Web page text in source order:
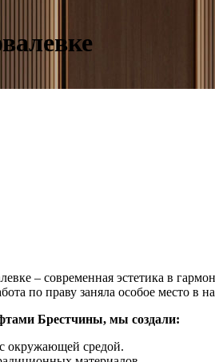
– современная эстетика в
по праву заняла особое место в
Брестчины, мы создали:
окружающей средой.